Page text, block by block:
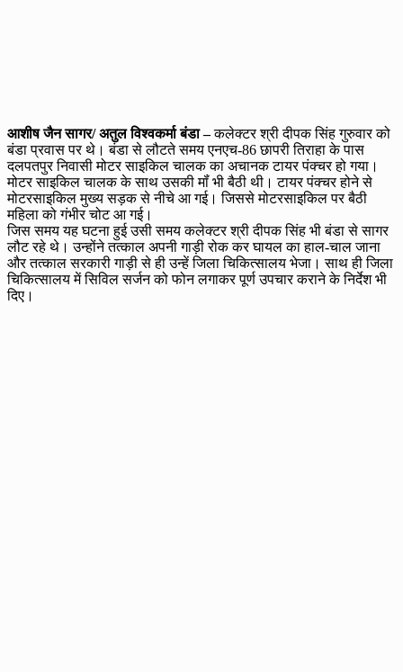
आशीष जैन सागर/ अतुल विश्वकर्मा बंडा –कलेक्टर श्री दीपक सिंह गुरुवार को
बंडा प्रवास पर थे। बंडा से लौटते समय एनएच-86 छापरी तिराहा के पास
दलपतपुर निवासी मोटर साइकिल चालक का अचानक टायर पंक्चर हो गया।
मोटर साइकिल चालक के साथ उसकी मॉं भी बैठी थी। टायर पंक्चर होने से
मोटरसाइकिल मुख्य सड़क से नीचे आ गई। जिससे मोटरसाइकिल पर बैठी
महिला को गंभीर चोट आ गई।
जिस समय यह घटना हुई उसी समय कलेक्टर श्री दीपक सिंह भी बंडा से सागर
लौट रहे थे। उन्होंने तत्काल अपनी गाड़ी रोक कर घायल का हाल-चाल जाना
और तत्काल सरकारी गाड़ी से ही उन्हें जिला चिकित्सालय भेजा। साथ ही जिला
चिकित्सालय में सिविल सर्जन को फोन लगाकर पूर्ण उपचार कराने के निर्देश भी
दिए।